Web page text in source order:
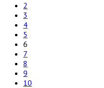
2
3
4
5
6
7
8
9
10